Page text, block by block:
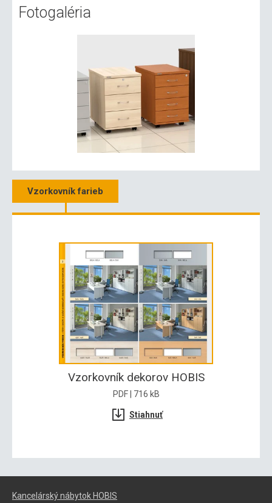
Fotogaléria
Vzorkovník farieb
Vzorkovník dekorov HOBIS
PDF | 716 kB
Stiahnuť
Kancelárský nábytok HOBIS